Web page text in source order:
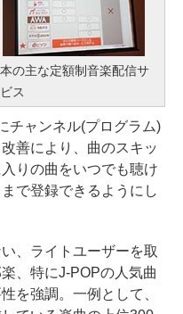
の主な定額制音楽配信サ
ス
チャンネル(プログラム)
善により、曲のスキッ
りの曲をいつでも聴け
で登録できるようにし
、ライトユーザーを取
、特にJ-POPの人気曲
を強調。一例として、